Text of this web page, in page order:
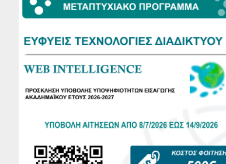
Εαρινού Εξαμήνου 2025-
Περισσότερα